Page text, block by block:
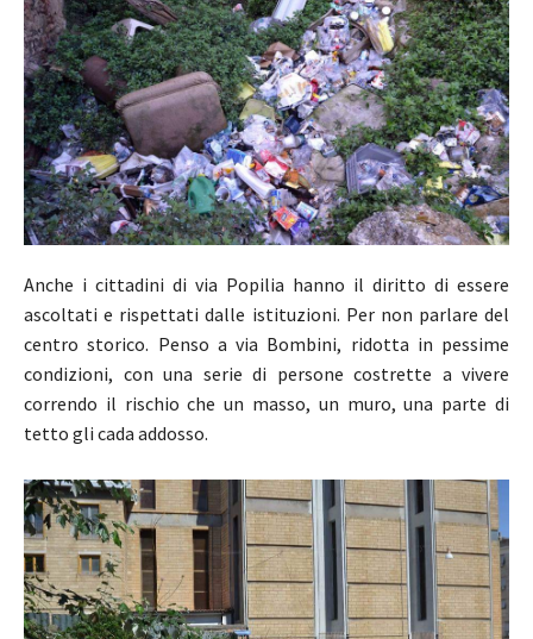
Anche i cittadini di via Popilia hanno il diritto di essere
ascoltati e rispettati dalle istituzioni. Per non parlare del
centro storico. Penso a via Bombini, ridotta in pessime
condizioni, con una serie di persone costrette a vivere
correndo il rischio che un masso, un muro, una parte di
tetto gli cada addosso.